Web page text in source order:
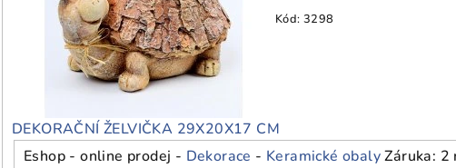
Kód: 3298
DEKORAČNÍ ŽELVIČKA 29X20X17 CM
Eshop - online prodej - Dekorace - Keramické obalyZáruka: 2